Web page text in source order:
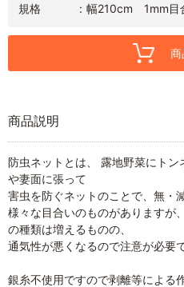
規格
幅210cm 1mm目
商
商品説明
防虫ネットとは、 露地野菜にト
や妻面に張って
害虫を防ぐネットのことで、無・
様々な目合いのものがありますが
の種類は増えるものの、
通気性が悪くなるので注意が必要で
銀糸不使用ですので剥離等による